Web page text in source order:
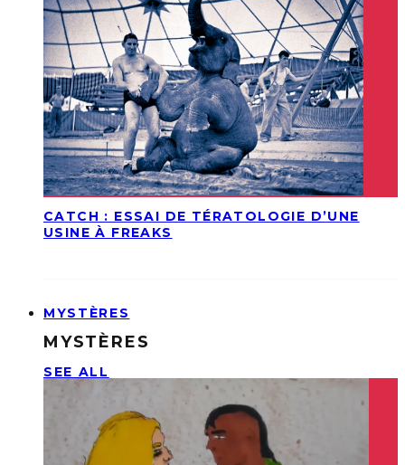
CATCH : ESSAI DE TÉRATOLOGIE D’UNE
USINE À FREAKS
MYSTÈRES
MYSTÈRES
SEE ALL